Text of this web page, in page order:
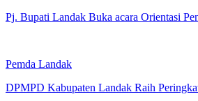
Pj. Bupati Landak Buka acara Orientasi
Pemda Landak
DPMPD Kabupaten Landak Raih